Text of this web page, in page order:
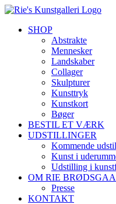
Skip
contentSHOP
Abstrakte
Mennesker
Landskaber
Collager
Skulpturer
Kunsttryk
Kunstkort
Bøger
BESTIL ET VÆRK
UDSTILLINGER
Kommende
Kunst i
Udstilling i
OM RIE
Presse
KONTAKT